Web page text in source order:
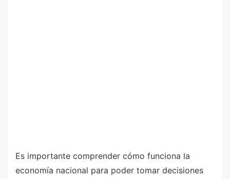
Es importante comprender cómo funciona la
economía nacional para poder tomar decisiones